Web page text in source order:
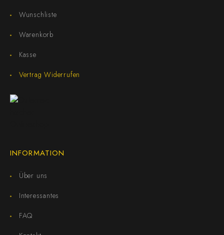
Wunschliste
Warenkorb
Kasse
Vertrag Widerrufen
INFORMATION
Über uns
Interessantes
FAQ